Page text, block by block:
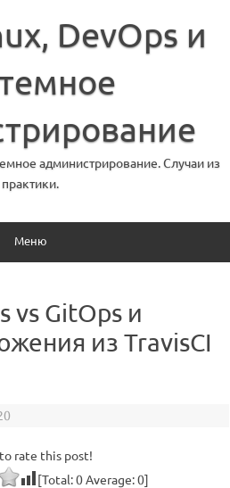
DevOps и
администрирование. Случаи из
практики.
Меню
vs GitOps и
из TravisCI
rate this post!
[Total:0Average:0]